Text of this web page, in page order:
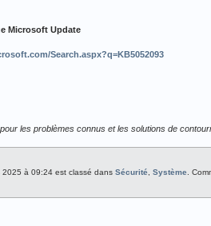
Microsoft Update
Search.aspx?q=KB5052093
les problèmes connus et les solutions de
2025 à 09:24 est classé dans Sécurité Système .